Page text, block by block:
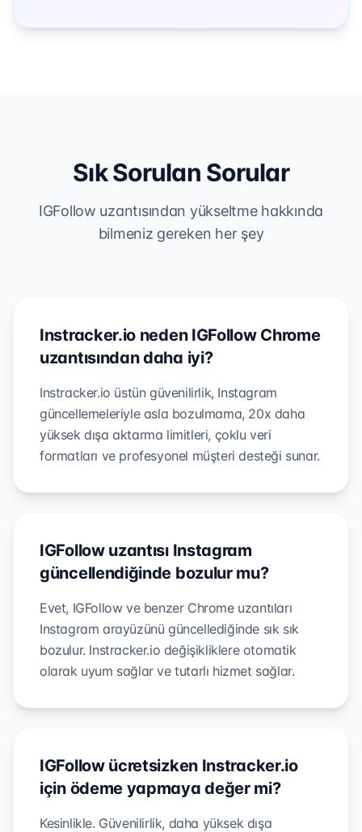
Sık Sorulan Sorular
IGFollow uzantısından yükseltme hakkında
bilmeniz gereken her şey
Instracker.io neden IGFollow Chrome
uzantısından daha iyi?
Instracker.io üstün güvenilirlik, Instagram
güncellemeleriyle asla bozulmama, 20x daha
yüksek dışa aktarma limitleri, çoklu veri
formatları ve profesyonel müşteri desteği sunar.
IGFollow uzantısı Instagram
güncellendiğinde bozulur mu?
Evet, IGFollow ve benzer Chrome uzantıları
Instagram arayüzünü güncellediğinde sık sık
bozulur. Instracker.io değişikliklere otomatik
olarak uyum sağlar ve tutarlı hizmet sağlar.
IGFollow ücretsizken Instracker.io
için ödeme yapmaya değer mi?
Kesinlikle. Güvenilirlik, daha yüksek dışa